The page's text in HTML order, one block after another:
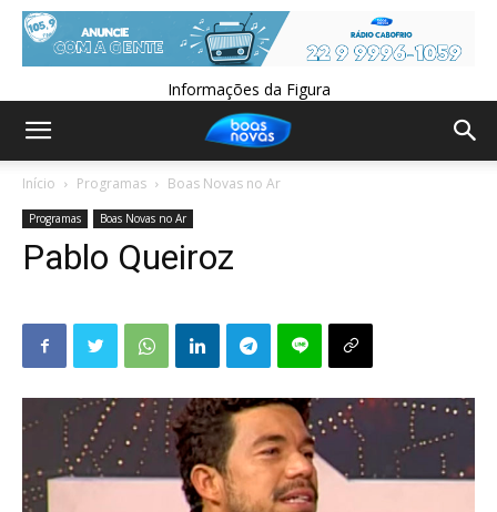
Informações da Figura
Início Programas Boas Novas no Ar
Programas Boas Novas no Ar
Pablo Queiroz